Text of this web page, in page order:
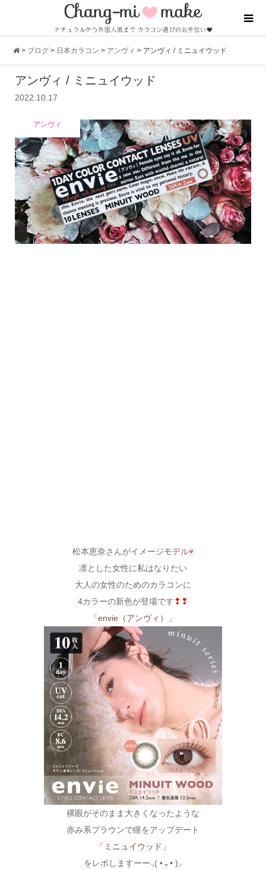
> ブログ > 日本カラコン > アンヴィ > アンヴィ / ミニュイウッド
アンヴィ / ミニュイウッド
2022.10.17
アンヴィ
松本恵奈さんがイメージモデル♥
凛とした女性に私はなりたい
大人の女性のためのカラコンに
4カラーの新色が登場です❢❢
「envie（アンヴィ）」
裸眼がそのまま大きくなったような
赤み系ブラウンで瞳をアップデート
「ミニュイウッド」
をレポしますーー⸜( •⌄• )⸝